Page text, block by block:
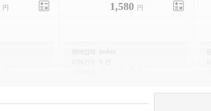
円 1,580 円
판매업체
joshin